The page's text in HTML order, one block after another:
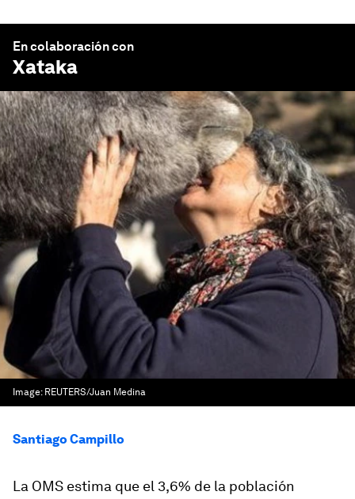
En colaboración con
Xataka
Image: REUTERS/Juan Medina
Santiago Campillo
La OMS estima que el 3,6% de la población